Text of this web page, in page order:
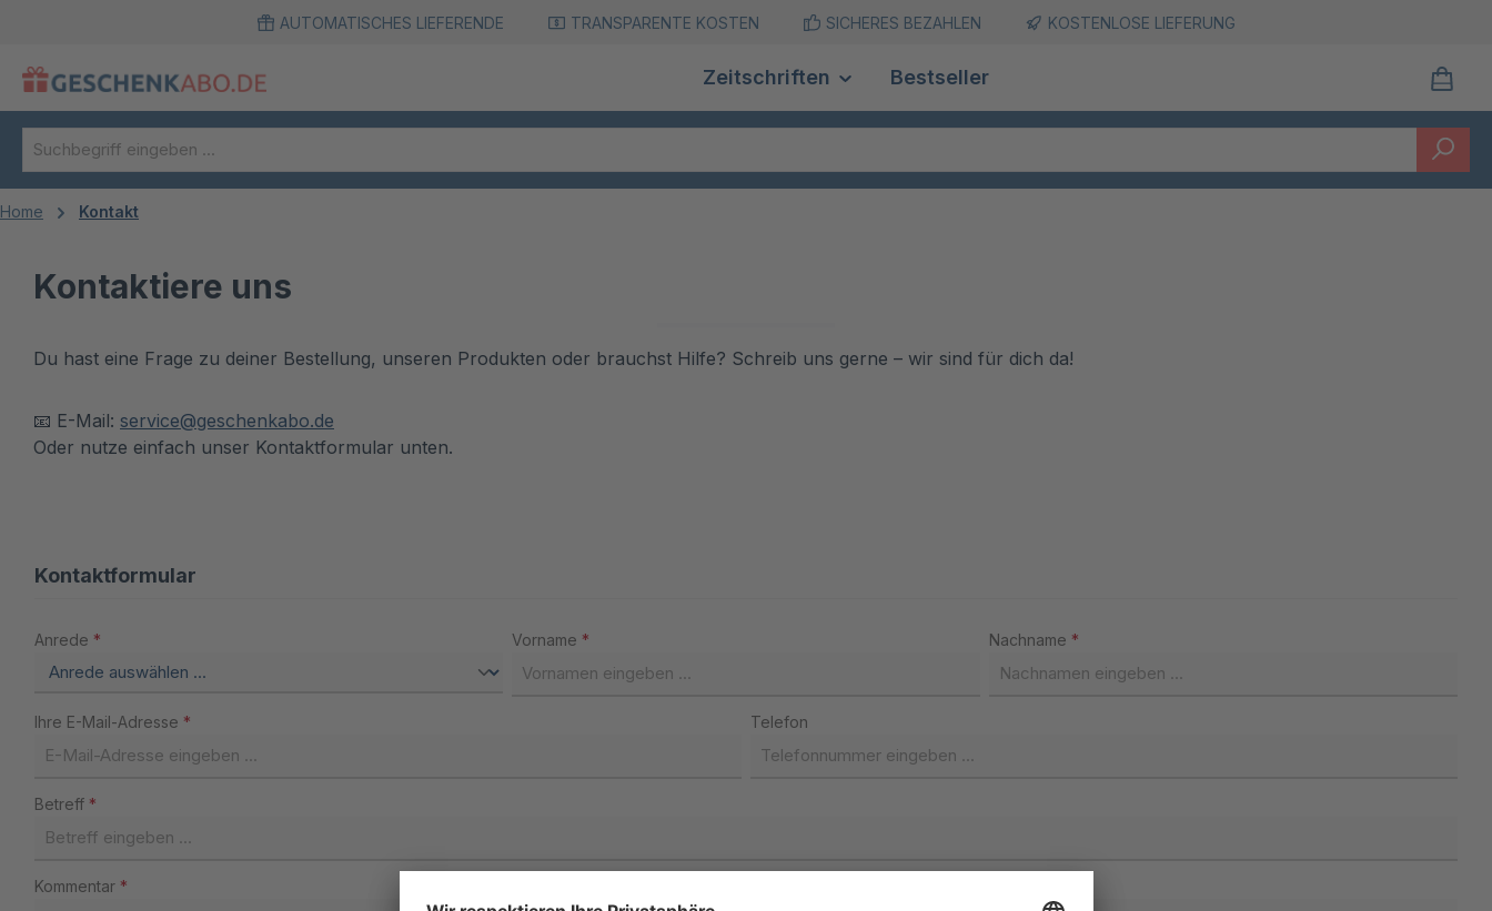
Zur Hauptnavigation springenAUTOMATISCHES LIEFERENDE TRANSPARENTE KOSTEN SICHERES BEZAHLEN KOSTENLOSE LIEFERUNG
Zeitschriften Bestseller
Home Kontakt
Kontaktiere uns
Du hast eine Frage zu deiner Bestellung, unseren Produkten oder brauchst Hilfe? Schreib uns gerne – wir sind für dich da!
📧 E-Mail: service@geschenkabo.de
Oder nutze einfach unser Kontaktformular unten.
Kontaktformular
Anrede * Vorname * Nachname *
Ihre E-Mail-Adresse * Telefon
Betreff *
Kommentar *